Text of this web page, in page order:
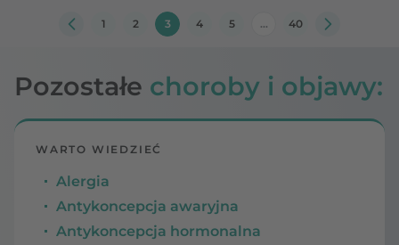
Nawigacja po wpisach
Poprzednia strona
1 2 3 4 5 … 40
Następna
Pozostałe choroby i objawy:
WARTO WIEDZIEĆ
Alergia
Antykoncepcja awaryjna
Antykoncepcja hormonalna